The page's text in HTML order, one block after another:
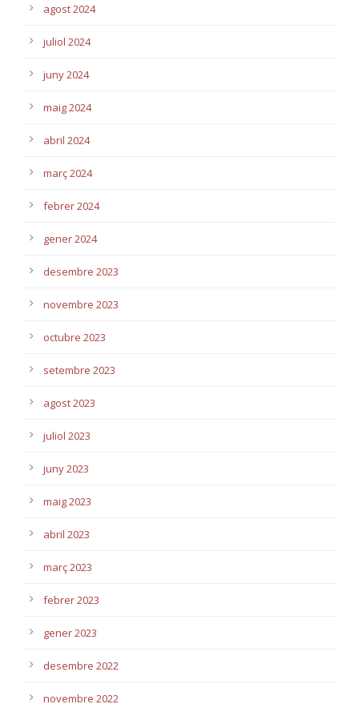
agost 2024
juliol 2024
juny 2024
maig 2024
abril 2024
març 2024
febrer 2024
gener 2024
desembre 2023
novembre 2023
octubre 2023
setembre 2023
agost 2023
juliol 2023
juny 2023
maig 2023
abril 2023
març 2023
febrer 2023
gener 2023
desembre 2022
novembre 2022